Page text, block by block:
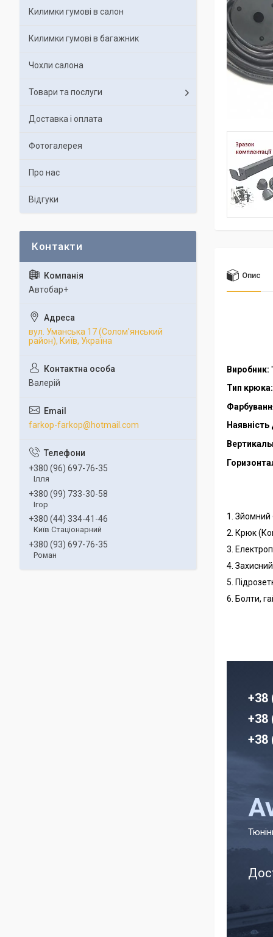
Опис
Виробник:
Тип крюка:
1.
2. Крюк
3.
4.
5.
6. Болти,
+38
+38
+38
Килимки гумові в салон
Килимки гумові в багажник
Чохли салона
Товари та послуги
Доставка і оплата
Фотогалерея
Про нас
Відгуки
Автобар+
вул. Уманська 17 (Солом'янський
район), Київ, Україна
Валерій
farkop-farkop@hotmail.com
+380 (96) 697-76-35
Ілля
+380 (99) 733-30-58
Ігор
+380 (44) 334-41-46
Київ Стаціонарний
+380 (93) 697-76-35
Роман